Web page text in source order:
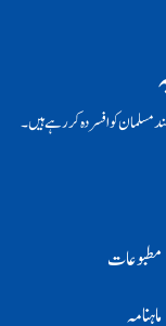
مسلمان کو افسردہ کر رہے ہیں۔
مطبوعات
ماہنامہ